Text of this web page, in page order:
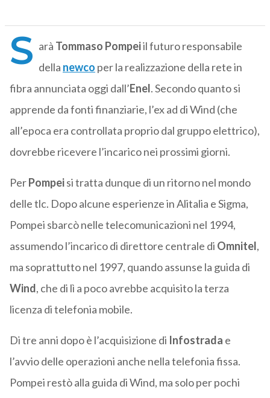
S arà Tommaso Pompeiil futuro responsabile
della newco per la realizzazione della rete in
fibra annunciata oggi dall’Enel. Secondo quanto si
apprende da fonti finanziarie, l’ex ad di Wind (che
all’epoca era controllata proprio dal gruppo elettrico),
dovrebbe ricevere l’incarico nei prossimi giorni.
PerPompeisi tratta dunque di un ritorno nel mondo
delle tlc. Dopo alcune esperienze in Alitalia e Sigma,
Pompei sbarcò nelle telecomunicazioni nel 1994,
assumendo l’incarico di direttore centrale di Omnitel,
ma soprattutto nel 1997, quando assunse la guida di
Wind, che di lì a poco avrebbe acquisito la terza
licenza di telefonia mobile.
Di tre anni dopo è l’acquisizione di Infostrada e
l’avvio delle operazioni anche nella telefonia fissa.
Pompei restò alla guida di Wind, ma solo per pochi